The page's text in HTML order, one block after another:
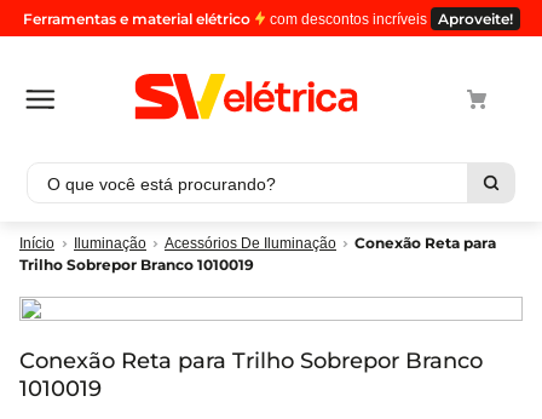
Ferramentas e material elétrico com descontos incríveis Aproveite!
O que você está procurando?
Iluminação Acessórios De Iluminação
Conexão Reta para
Trilho Sobrepor Branco 1010019
Conexão Reta para Trilho Sobrepor Branco
1010019
Termos mais buscados
cabo
2º luminaria
3º tomada
4º 4